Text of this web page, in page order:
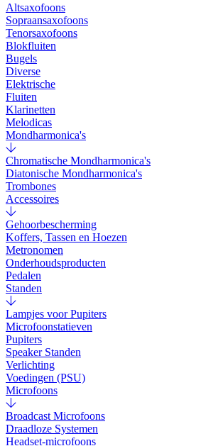
Altsaxofoons
Sopraansaxofoons
Tenorsaxofoons
Blokfluiten
Bugels
Diverse
Elektrische
Fluiten
Klarinetten
Melodicas
Mondharmonica's
Chromatische Mondharmonica's
Diatonische Mondharmonica's
Trombones
Accessoires
Gehoorbescherming
Koffers, Tassen en Hoezen
Metronomen
Onderhoudsproducten
Pedalen
Standen
Lampjes voor Pupiters
Microfoonstatieven
Pupiters
Speaker Standen
Verlichting
Voedingen (PSU)
Microfoons
Broadcast Microfoons
Draadloze Systemen
Headset-microfoons